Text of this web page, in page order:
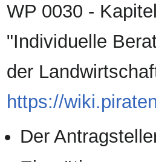
WP 0030 -
"Individuelle
der
https://
Der